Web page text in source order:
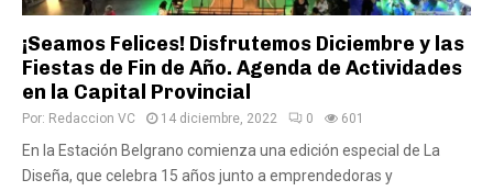
¡Seamos Felices! Disfrutemos Diciembre y las
Fiestas de Fin de Año. Agenda de Actividades
en la Capital Provincial
Por: Redaccion VC 14 diciembre, 2022 0 601
En la Estación Belgrano comienza una edición especial de La
Diseña, que celebra 15 años junto a emprendedoras y